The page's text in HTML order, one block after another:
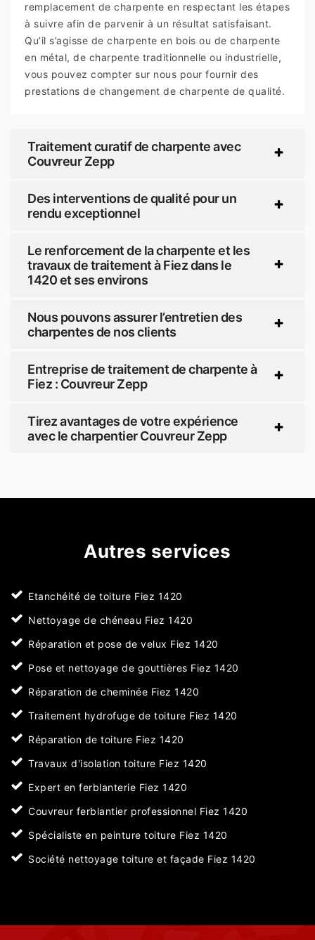
remplacement de charpente en respectant les étapes
à suivre afin de parvenir à un résultat satisfaisant.
Qu’il s’agisse de charpente en bois ou de charpente
en métal, de charpente traditionnelle ou industrielle,
vous pouvez compter sur nous pour fournir des
prestations de changement de charpente de qualité.
Traitement curatif de charpente avec
Couvreur Zepp
Des interventions de qualité pour un
rendu exceptionnel
Le renforcement de la charpente et les
travaux de traitement à Fiez dans le
1420 et ses environs
Nous pouvons assurer l’entretien des
charpentes de nos clients
Entreprise de traitement de charpente à
Fiez : Couvreur Zepp
Tirez avantages de votre expérience
avec le charpentier Couvreur Zepp
Autres services
Etanchéité de toiture Fiez 1420
Nettoyage de chéneau Fiez 1420
Réparation et pose de velux Fiez 1420
Pose et nettoyage de gouttières Fiez 1420
Réparation de cheminée Fiez 1420
Traitement hydrofuge de toiture Fiez 1420
Réparation de toiture Fiez 1420
Travaux d'isolation toiture Fiez 1420
Expert en ferblanterie Fiez 1420
Couvreur ferblantier professionnel Fiez 1420
Spécialiste en peinture toiture Fiez 1420
Société nettoyage toiture et façade Fiez 1420